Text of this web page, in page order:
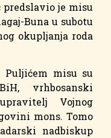
je misu
Buna u subotu
okupljanja roda
misu su
vrhbosanski
Vojnog
mons. Tomo
nadbiskup